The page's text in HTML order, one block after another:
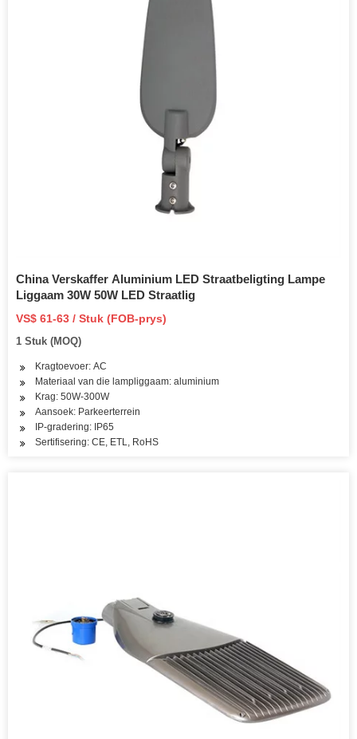
China Verskaffer Aluminium LED Straatbeligting Lampe
Liggaam 30W 50W LED Straatlig
VS$ 61-63 / Stuk (FOB-prys)
1 Stuk (MOQ)
Kragtoevoer: AC
Materiaal van die lampliggaam: aluminium
Krag: 50W-300W
Aansoek: Parkeerterrein
IP-gradering: IP65
Sertifisering: CE, ETL, RoHS